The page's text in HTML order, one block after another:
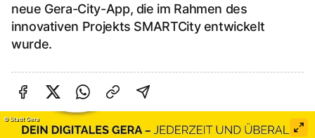
neue Gera-City-App, die im Rahmen des
innovativen Projekts SMARTCity entwickelt
wurde.
Auf Facebook teilen
Auf Twitter teilen
Per Link teilen
shareViaEmail
©Stadt Gera